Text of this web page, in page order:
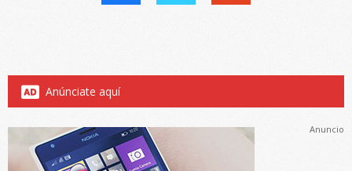
Anúnciate aquí
Anuncio